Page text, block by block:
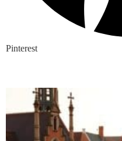
Pinterest